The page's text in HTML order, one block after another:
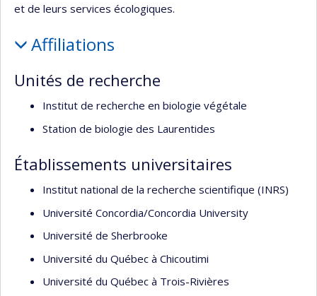
et de leurs services écologiques.
Affiliations
Unités de recherche
Institut de recherche en biologie végétale
Station de biologie des Laurentides
Établissements universitaires
Institut national de la recherche scientifique (INRS)
Université Concordia/Concordia University
Université de Sherbrooke
Université du Québec à Chicoutimi
Université du Québec à Trois-Rivières